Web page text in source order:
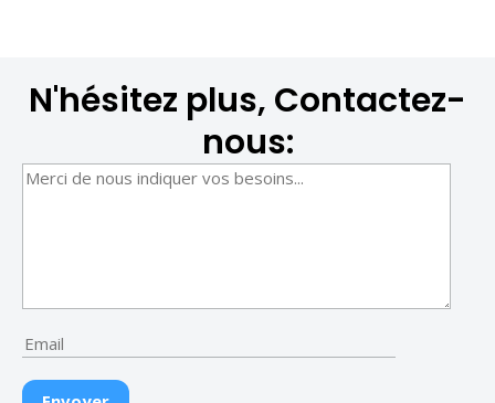
N'hésitez plus, Contactez-
nous: